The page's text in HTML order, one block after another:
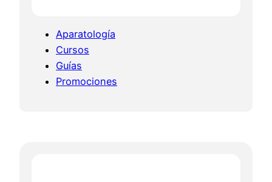
Aparatología
Cursos
Guías
Promociones